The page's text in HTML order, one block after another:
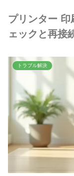
プリンター
ェックと再接
トラブル解決